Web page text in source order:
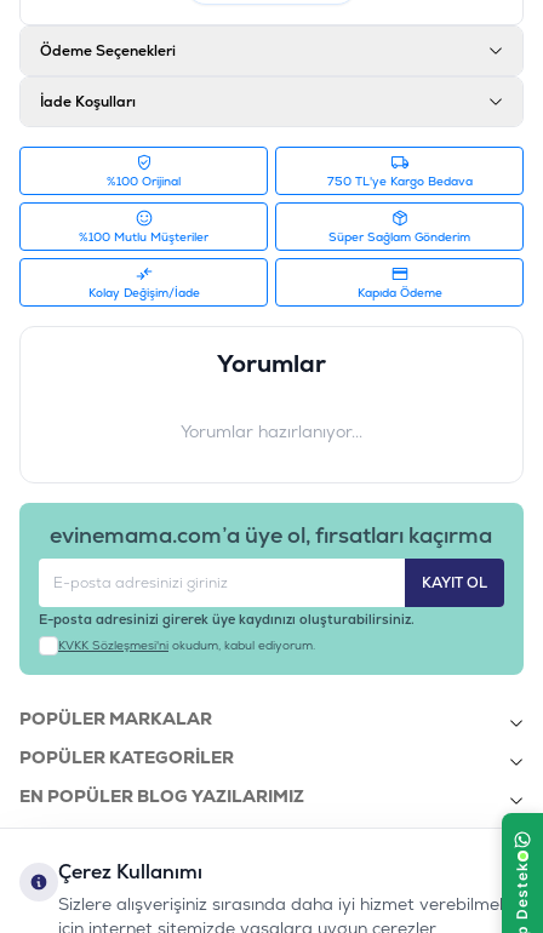
Ödeme Seçenekleri
İade Koşulları
%100 Orijinal 750 TL'ye Kargo Bedava
%100 Mutlu Müşteriler Süper Sağlam Gönderim
Kolay Değişim/İade Kapıda Ödeme
Yorumlar
Yorumlar hazırlanıyor...
evinemama.com’a üye ol, fırsatları kaçırma
KAYIT OL
E-posta adresinizi girerek üye kaydınızı oluşturabilirsiniz.
KVKK Sözleşmesi'ni okudum, kabul ediyorum.
POPÜLER MARKALAR
POPÜLER KATEGORILER
EN POPÜLER BLOG YAZILARIMIZ
KURUMSAL
Çerez Kullanımı
Sizlere alışverişiniz sırasında daha iyi hizmet verebilmek
için internet sitemizde yasalara uygun çerezler